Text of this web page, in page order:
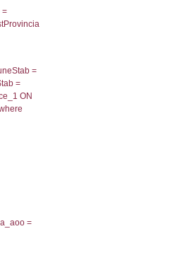
DI CUI ALL'ALLEGATO
STABILIMENTO